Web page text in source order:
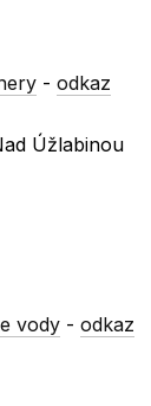
-odkaz
Úžlabinou
vody -odkaz